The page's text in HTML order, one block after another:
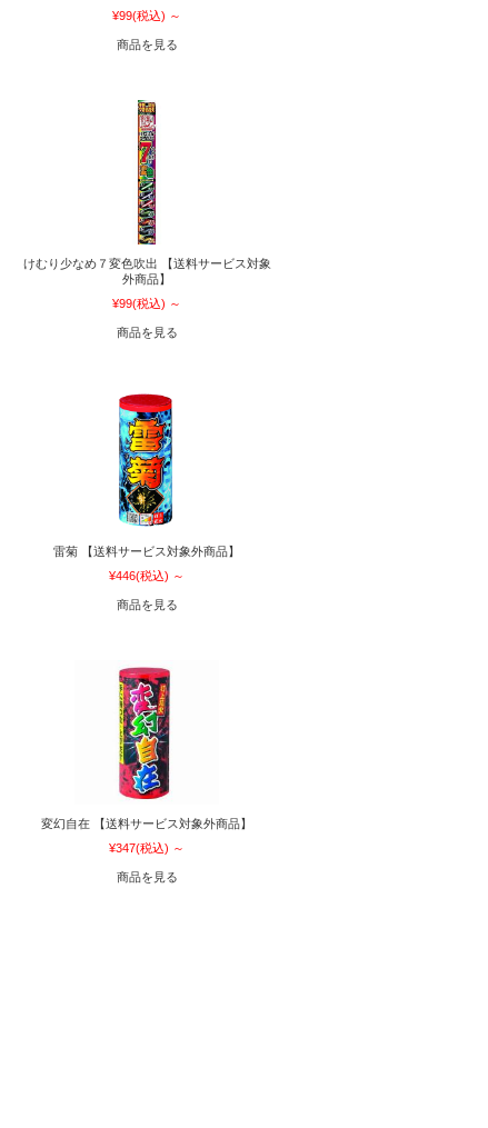
¥99(税込) ～
商品を見る
けむり少なめ７変色吹出 【送料サービス対象
外商品】
¥99(税込) ～
商品を見る
雷菊 【送料サービス対象外商品】
¥446(税込) ～
商品を見る
変幻自在 【送料サービス対象外商品】
¥347(税込) ～
商品を見る